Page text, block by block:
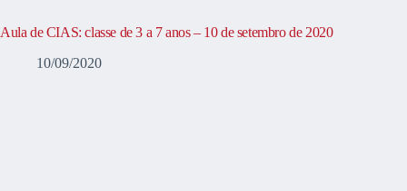
Aula de CIAS: classe de 3 a 7 anos – 10 de setembro de 2020
10/09/2020